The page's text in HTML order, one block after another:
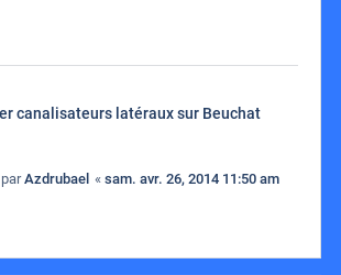
canalisateurs latéraux sur Beuchat
Azdrubael « sam. avr. 26, 2014 11:50 am